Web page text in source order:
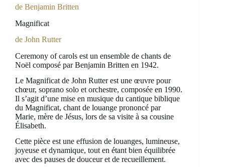
de Benjamin Britten
Magnificat
de John Rutter
Ceremony of carols est un ensemble de chants de
Noël composé par Benjamin Britten en 1942.
Le Magnificat de John Rutter est une œuvre pour
chœur, soprano solo et orchestre, composée en 1990.
Il s’agit d’une mise en musique du cantique biblique
du Magnificat, chant de louange prononcé par
Marie, mère de Jésus, lors de sa visite à sa cousine
Élisabeth.
Cette pièce est une effusion de louanges, lumineuse,
joyeuse et dynamique, tout en étant bien équilibrée
avec des pauses de douceur et de recueillement.